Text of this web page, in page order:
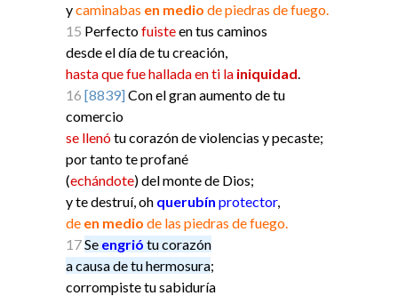
ycaminabas en medio de piedras de fuego.
15 Perfectofuisteen tus caminos
desde el día de tu creación,
hasta que fue hallada en ti la iniquidad.
16 [8839]Con el gran aumento de tu
comercio
se llenótu corazón de violencias y pecaste;
por tanto te profané
(echándote) del monte de Dios;
y te destruí, oh querubín protector,
de en medio de las piedras de fuego.
17Se engrió tu corazón
a causa de tu hermosura;
corrompiste tu sabiduría